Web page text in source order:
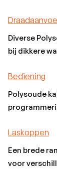
Diverse
bij dikkere
Bediening
Polysoude
Laskoppen
Een brede
voor